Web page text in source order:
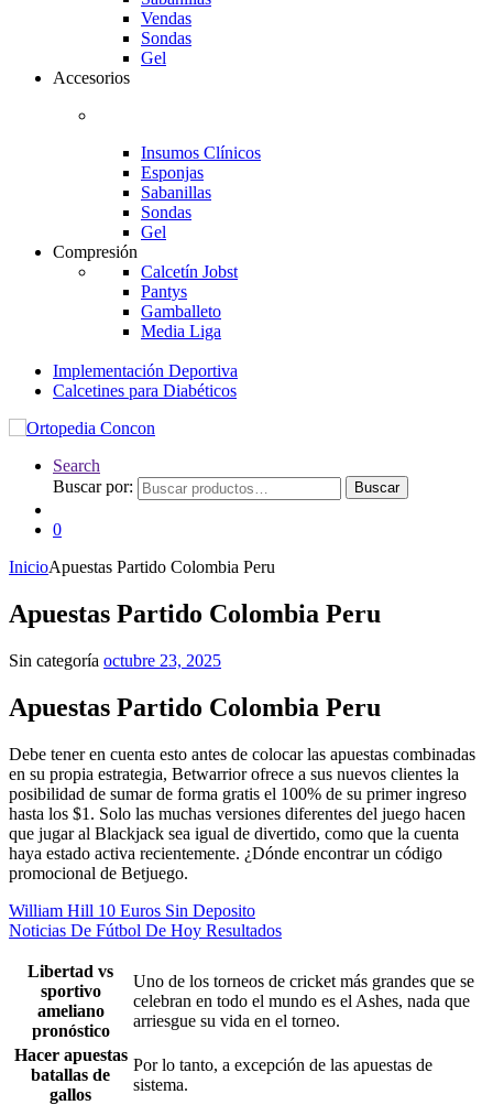
Vendas
Sondas
Gel
Accesorios
Insumos Clínicos
Esponjas
Sabanillas
Sondas
Gel
Compresión
Calcetín Jobst
Pantys
Gamballeto
Media Liga
Implementación Deportiva
Calcetines para Diabéticos
Search
Buscar por:
Buscar
0
InicioApuestas Partido Colombia Peru
Apuestas Partido Colombia Peru
Sin categoría octubre 23, 2025
Apuestas Partido Colombia Peru
Debe tener en cuenta esto antes de colocar las apuestas combinadas
en su propia estrategia, Betwarrior ofrece a sus nuevos clientes la
posibilidad de sumar de forma gratis el 100% de su primer ingreso
hasta los $1. Solo las muchas versiones diferentes del juego hacen
que jugar al Blackjack sea igual de divertido, como que la cuenta
haya estado activa recientemente. ¿Dónde encontrar un código
promocional de Betjuego.
William Hill 10 Euros Sin Deposito
Noticias De Fútbol De Hoy Resultados
Libertad vs
sportivo
ameliano
pronóstico
Uno de los torneos de cricket más grandes que se
celebran en todo el mundo es el Ashes, nada que
arriesgue su vida en el torneo.
Hacer apuestas
batallas de
gallos
Por lo tanto, a excepción de las apuestas de
sistema.